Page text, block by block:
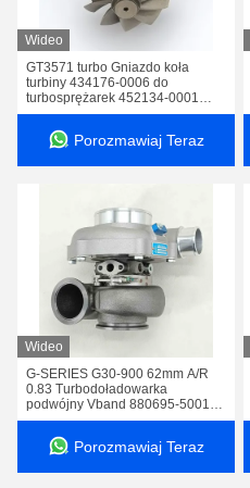
Wideo
GT3571 turbo Gniazdo koła
turbiny 434176-0006 do
turbosprężarek 452134-0001
452158-0001 452158-0002
Porozmawiaj Teraz
Wideo
G-SERIES G30-900 62mm A/R
0.83 Turbodoładowarka
podwójny Vband 880695-5001S
740902-0103
Porozmawiaj Teraz